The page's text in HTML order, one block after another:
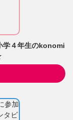
学４年生のkonomi